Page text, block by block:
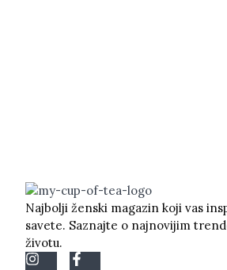
Najbolji ženski magazin koji vas
savete. Saznajte o najnovijim
životu.